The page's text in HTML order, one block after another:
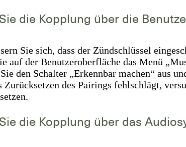
die Kopplung über die
Sie sich, dass der Zündschlüssel
auf der Benutzeroberfläche das Menü
den Schalter „Erkennbar machen“ aus
Zurücksetzen des Pairings fehlschlägt,
die Kopplung über das